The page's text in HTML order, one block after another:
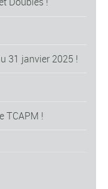
31 janvier 2025 !
TCAPM !